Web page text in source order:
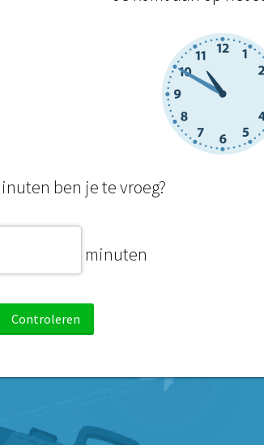
ben je te vroeg?
minuten